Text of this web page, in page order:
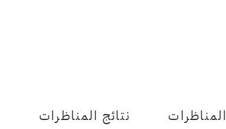
المناظرات نتائج المناظرات